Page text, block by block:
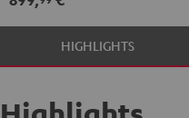
HIGHLIGHTS